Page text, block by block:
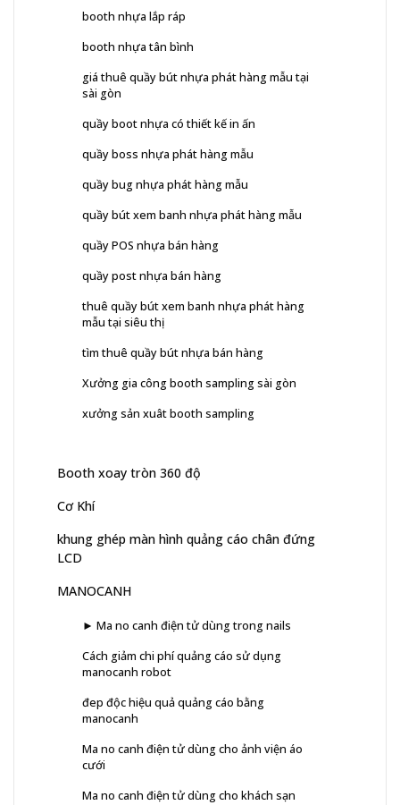
booth nhựa lắp ráp
booth nhựa tân bình
giá thuê quầy bút nhựa phát hàng mẫu tại
sài gòn
quầy boot nhựa có thiết kế in ấn
quầy boss nhựa phát hàng mẫu
quầy bug nhựa phát hàng mẫu
quầy bút xem banh nhựa phát hàng mẫu
quầy POS nhựa bán hàng
quầy post nhựa bán hàng
thuê quầy bút xem banh nhựa phát hàng
mẫu tại siêu thị
tìm thuê quầy bút nhựa bán hàng
Xưởng gia công booth sampling sài gòn
xưởng sản xuât booth sampling
Booth xoay tròn 360 độ
Cơ Khí
khung ghép màn hình quảng cáo chân đứng
LCD
MANOCANH
► Ma no canh điện tử dùng trong nails
Cách giảm chi phí quảng cáo sử dụng
manocanh robot
đep độc hiệu quả quảng cáo bằng
manocanh
Ma no canh điện tử dùng cho ảnh viện áo
cưới
Ma no canh điện tử dùng cho khách sạn